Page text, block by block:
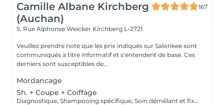
Camille Albane Kirchberg
(Auchan)
167
5, Rue Alphonse Weicker Kirchberg L-2721
Veuillez prendre note que les prix indiqués sur Salonkee sont
communiqués à titre informatif et s'entendent de base. Ces
derniers sont susceptibles de...
Mordancage
Sh. + Coupe + Coiffage
Diagnostique, Shampooing spécifique, Soin démêlant et fixation inclus. Veuillez prendre note que les prix indiqués sur Salonkee sont communiqués à titre informatif et s'entendent de base. Ces derniers sont susceptibles de varier selon le diagnostic réalisé à votre arrivée au salon et l'expertise du professionnel à qui vous confiez votre beauté. Dans tous les cas, un devis précis vous sera proposé et toutes réalisations de prestations seront effectuées avec votre accord.